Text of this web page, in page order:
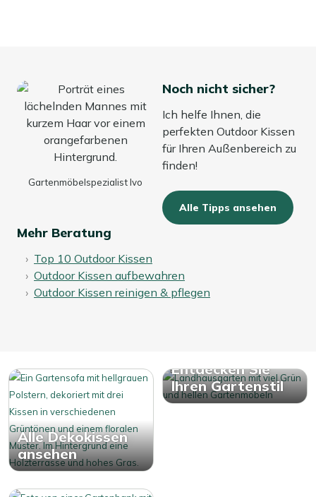
Gartenmöbelspezialist Ivo
Noch nicht sicher?
Ich helfe Ihnen, die
perfekten Outdoor Kissen
für Ihren Außenbereich zu
finden!
Alle Tipps ansehen
Mehr Beratung
Top 10 Outdoor Kissen
Outdoor Kissen aufbewahren
Outdoor Kissen reinigen & pflegen
Alle Dekokissen
ansehen
Entdecken Sie
Ihren Gartenstil